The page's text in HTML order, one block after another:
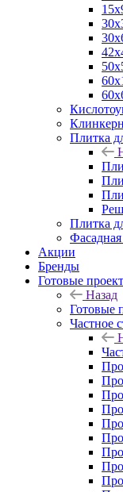
Плитка
Плитка
Акции
Бренды
Готовые
Назад
Готовые
Частное